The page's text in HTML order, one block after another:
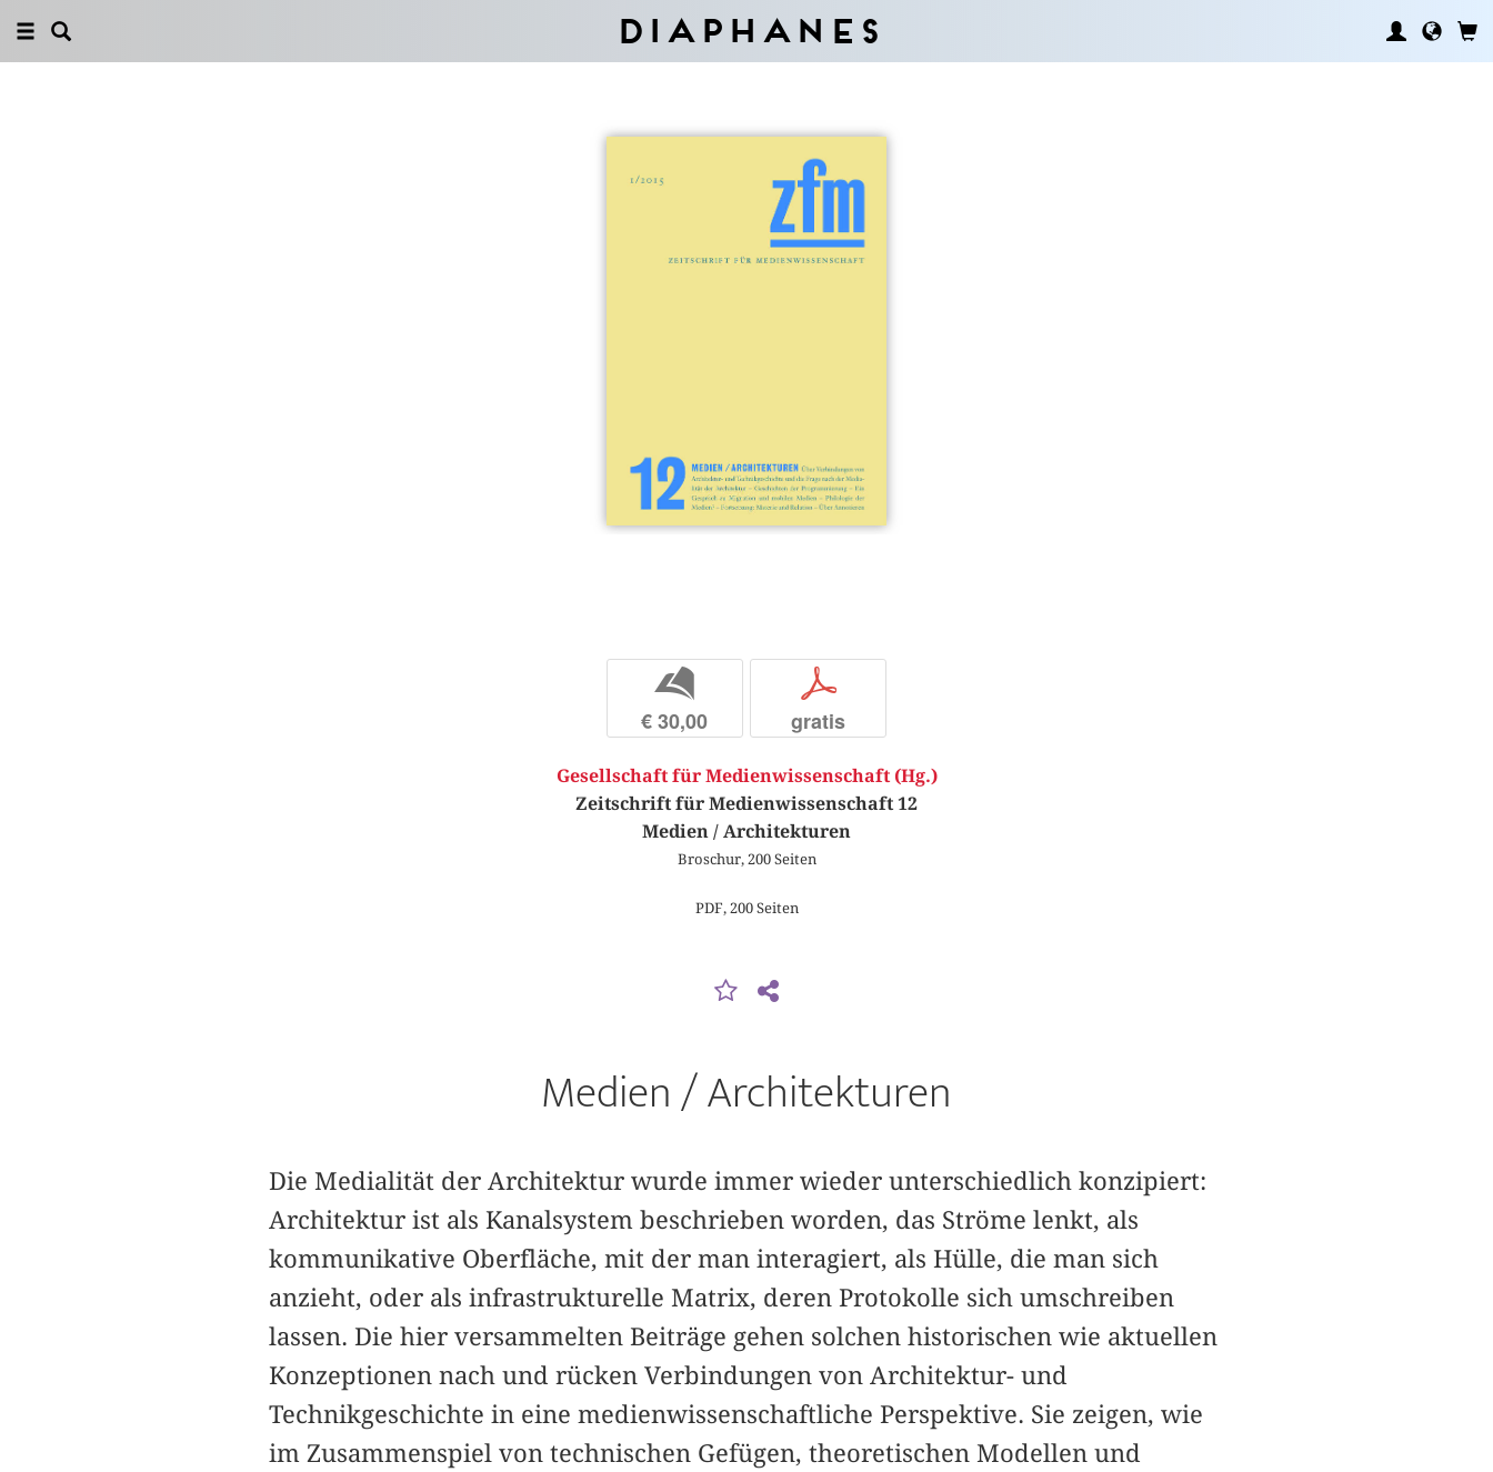
Diaphanes
b
€ 30,00
p
gratis
Gesellschaft für Medienwissenschaft (Hg.)
Zeitschrift für Medienwissenschaft 12
Medien / Architekturen
Broschur, 200 Seiten
PDF, 200 Seiten
Medien / Architekturen
Die Medialität der Architektur wurde immer wieder unterschiedlich konzipiert:
Architektur ist als Kanalsystem beschrieben worden, das Ströme lenkt, als
kommunikative Oberfläche, mit der man interagiert, als Hülle, die man sich
anzieht, oder als infrastrukturelle Matrix, deren Protokolle sich umschreiben
lassen. Die hier versammelten Beiträge gehen solchen historischen wie aktuellen
Konzeptionen nach und rücken Verbindungen von Architektur- und
Technikgeschichte in eine medienwissenschaftliche Perspektive. Sie zeigen, wie
im Zusammenspiel von technischen Gefügen, theoretischen Modellen und